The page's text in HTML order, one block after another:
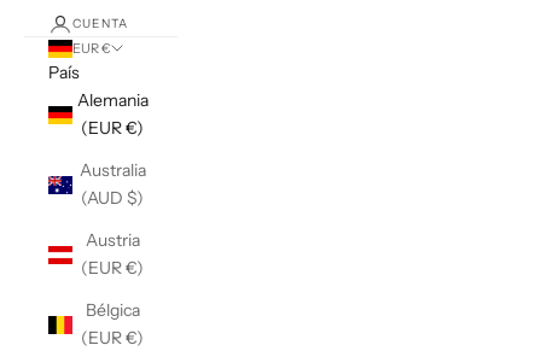
CUENTA
EUR €
País
Alemania
(EUR €)
Australia
(AUD $)
Austria
(EUR €)
Bélgica
(EUR €)